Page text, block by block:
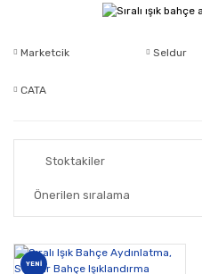
Marketcik Seldur
CATA
Stoktakiler
YENİ